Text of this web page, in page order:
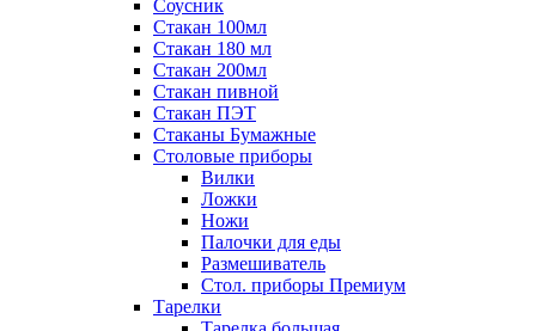
Соусник
Стакан 100мл
Стакан 180 мл
Стакан 200мл
Стакан пивной
Стакан ПЭТ
Стаканы Бумажные
Столовые приборы
Вилки
Ложки
Ножи
Палочки для еды
Размешиватель
Стол. приборы Премиум
Тарелки